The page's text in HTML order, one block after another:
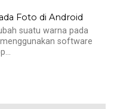
Foto di Android
suatu warna pada
software